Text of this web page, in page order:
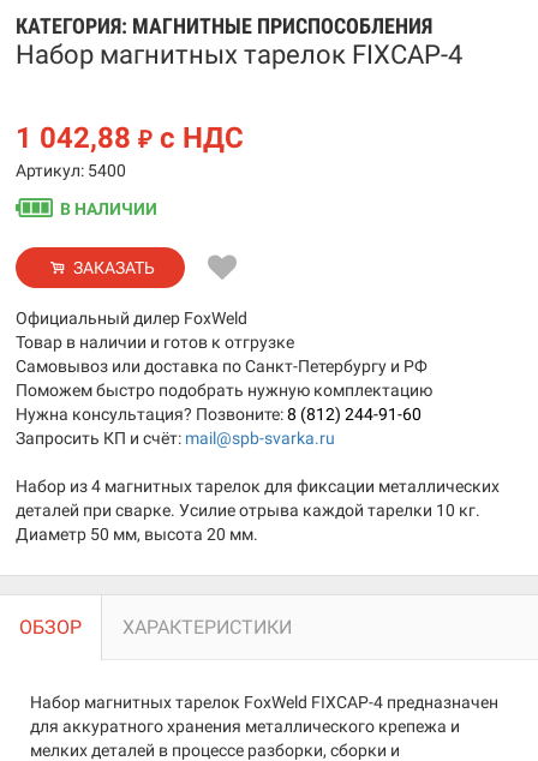
КАТЕГОРИЯ: МАГНИТНЫЕ ПРИСПОСОБЛЕНИЯ
Набор магнитных тарелок FIXCAP-4
1 042,88 ₽ с НДС
Артикул: 5400
В НАЛИЧИИ
ЗАКАЗАТЬ
Официальный дилер FoxWeld
Товар в наличии и готов к отгрузке
Самовывоз или доставка по Санкт-Петербургу и РФ
Поможем быстро подобрать нужную комплектацию
Нужна консультация? Позвоните:8 (812) 244-91-60
Запросить КП и счёт: mail@spb-svarka.ru
Набор из 4 магнитных тарелок для фиксации металлических
деталей при сварке. Усилие отрыва каждой тарелки 10 кг.
Диаметр 50 мм, высота 20 мм.
ОБЗОР ХАРАКТЕРИСТИКИ
Набор магнитных тарелок FoxWeld FIXCAP-4 предназначен
для аккуратного хранения металлического крепежа и
мелких деталей в процессе разборки, сборки и